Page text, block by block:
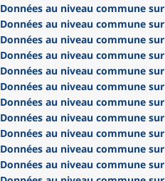
Données au niveau commune
Données au niveau commune
Données au niveau commune
Données au niveau commune
Données au niveau commune
Données au niveau commune
Données au niveau commune
Données au niveau commune
Données au niveau commune
Données au niveau commune
Données au niveau commune